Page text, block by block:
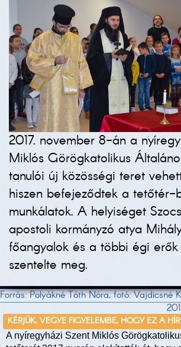
2017. november 8-án a
Miklós Görögkatolikus
tanulói új közösségi teret
hiszen befejeződtek a tetőtér-
munkálatok. A helyiséget
apostoli kormányzó atya
főangyalok és a többi égi
szentelte meg.
Forrás: Polyákné Tóth Nóra, fotó: Vajdicsné
KÉRJÜK, VEGYE FIGYELEMBE, HOGY EZ A
A nyíregyházi Szent Miklós